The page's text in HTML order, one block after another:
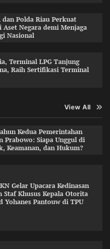
dan Polda Riau Perkuat
Negara demi Menjaga
Nasional
Terminal LPG Tanjung
Raih Sertifikasi Terminal
View All
Kedua Pemerintahan
Prabowo: Siapa Unggul di
Keamanan, dan Hukum?
Gelar Upacara Kedinasan
Staf Khusus Kepala Otorita
Yohanes Pantouw di TPU